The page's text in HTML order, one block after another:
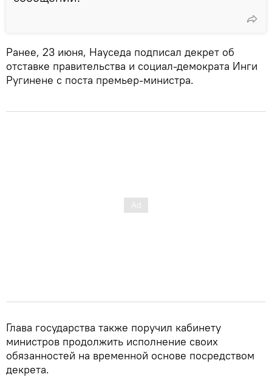
Ранее, 23 июня, Науседа подписал декрет об
отставке правительства и социал-демократа Инги
Ругинене с поста премьер-министра.
Глава государства также поручил кабинету
министров продолжить исполнение своих
обязанностей на временной основе посредством
декрета.